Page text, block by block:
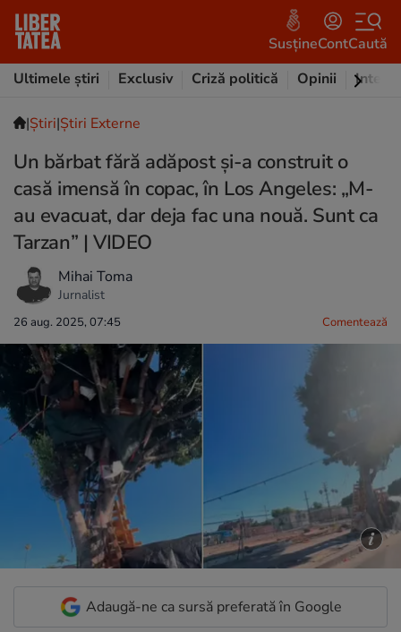
SusțineContCaută
Ultimele știri
Exclusiv Criză politică Opinii
|Ştiri|Știri Externe
Un bărbat fără adăpost și-a construit o
casă imensă în copac, în Los Angeles: „M-
au evacuat, dar deja fac una nouă. Sunt ca
Tarzan” | VIDEO
Mihai Toma
Jurnalist
26 aug. 2025, 07:45 Comentează
Adaugă-ne ca sursă preferată în Google